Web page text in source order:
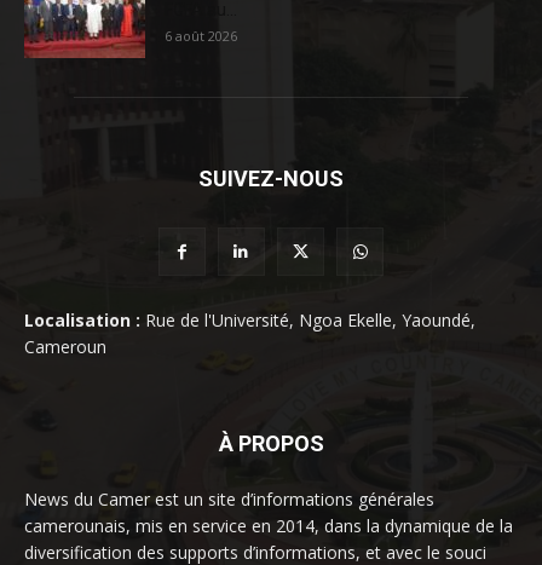
6 août 2026
SUIVEZ-NOUS
Localisation : Rue de l'Université, Ngoa Ekelle, Yaoundé,
Cameroun
À PROPOS
News du Camer est un site d’informations générales
camerounais, mis en service en 2014, dans la dynamique de la
diversification des supports d’informations, et avec le souci